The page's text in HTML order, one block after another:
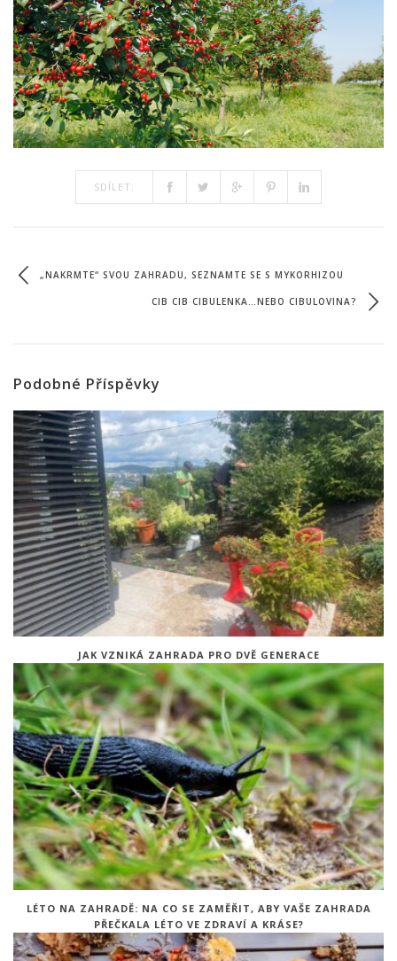
SDÍLET:
„NAKRMTE“ SVOU ZAHRADU, SEZNAMTE SE S MYKORHIZOU
CIB CIB CIBULENKA…NEBO CIBULOVINA?
Podobné Příspěvky
JAK VZNIKÁ ZAHRADA PRO DVĚ GENERACE
LÉTO NA ZAHRADĚ: NA CO SE ZAMĚŘIT, ABY VAŠE ZAHRADA
PŘEČKALA LÉTO VE ZDRAVÍ A KRÁSE?